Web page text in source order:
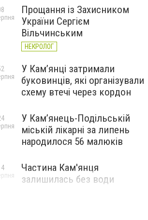
Прощання із Захисником
України Сергієм
Вільчинським
НЕКРОЛОГ
У Кам’янці затримали
буковинців, які організували
схему втечі через кордон
У Кам’янець-Подільській
міській лікарні за липень
народилося 56 малюків
Частина Кам'янця
залишилась без води